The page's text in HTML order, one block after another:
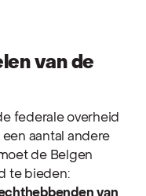
van de
federale overheid
aantal andere
de Belgen
te bieden: